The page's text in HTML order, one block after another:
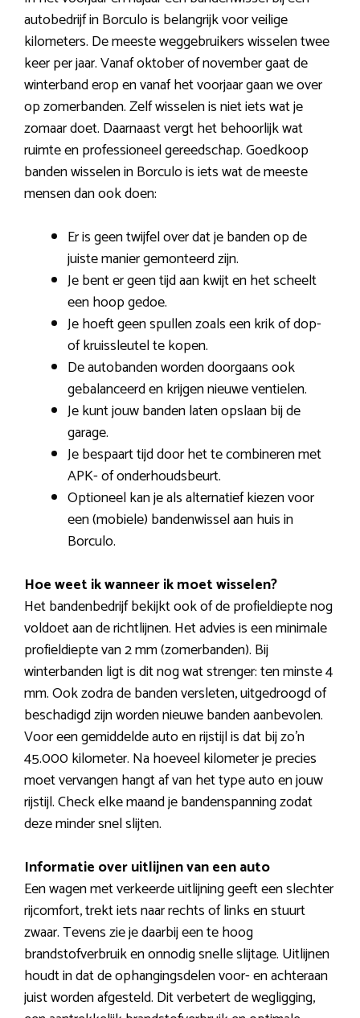
autobedrijf in Borculo is belangrijk voor veilige
kilometers. De meeste weggebruikers wisselen twee
keer per jaar. Vanaf oktober of november gaat de
winterband erop en vanaf het voorjaar gaan we over
op zomerbanden. Zelf wisselen is niet iets wat je
zomaar doet. Daarnaast vergt het behoorlijk wat
ruimte en professioneel gereedschap. Goedkoop
banden wisselen in Borculo is iets wat de meeste
mensen dan ook doen:
Er is geen twijfel over dat je banden op de
juiste manier gemonteerd zijn.
Je bent er geen tijd aan kwijt en het scheelt
een hoop gedoe.
Je hoeft geen spullen zoals een krik of dop-
of kruissleutel te kopen.
De autobanden worden doorgaans ook
gebalanceerd en krijgen nieuwe ventielen.
Je kunt jouw banden laten opslaan bij de
garage.
Je bespaart tijd door het te combineren met
APK- of onderhoudsbeurt.
Optioneel kan je als alternatief kiezen voor
een (mobiele) bandenwissel aan huis in
Borculo.
Hoe weet ik wanneer ik moet wisselen?
Het bandenbedrijf bekijkt ook of de profieldiepte nog
voldoet aan de richtlijnen. Het advies is een minimale
profieldiepte van 2 mm (zomerbanden). Bij
winterbanden ligt is dit nog wat strenger: ten minste 4
mm. Ook zodra de banden versleten, uitgedroogd of
beschadigd zijn worden nieuwe banden aanbevolen.
Voor een gemiddelde auto en rijstijl is dat bij zo’n
45.000 kilometer. Na hoeveel kilometer je precies
moet vervangen hangt af van het type auto en jouw
rijstijl. Check elke maand je bandenspanning zodat
deze minder snel slijten.
Informatie over uitlijnen van een auto
Een wagen met verkeerde uitlijning geeft een slechter
rijcomfort, trekt iets naar rechts of links en stuurt
zwaar. Tevens zie je daarbij een te hoog
brandstofverbruik en onnodig snelle slijtage. Uitlijnen
houdt in dat de ophangingsdelen voor- en achteraan
juist worden afgesteld. Dit verbetert de wegligging,